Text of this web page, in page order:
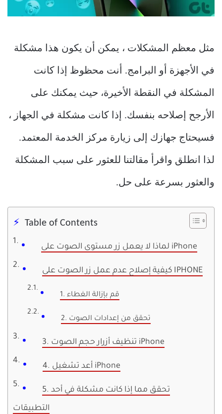
مثل معظم المشكلات ، يمكن أن يكون هذا مشكلة
في الأجهزة أو البرامج. أنت محظوظ إذا كانت
المشكلة في النقطة الأخيرة، حيث يمكنك على
الأرجح إصلاحه بنفسك. إذا كانت مشكلة في الجهاز ،
فسيحتاج جهازك إلى زيارة مركز الخدمة المعتمد.
لذا انطلق واقرأ مقالتنا للعثور على سبب المشكلة
والعثور بسرعة على حل.
Table of Contents
لماذا لا يعمل زر مستوى الصوت على iPhone
كيفية إصلاح عدم عمل زر الصوت على IPHONE
1. قم بإزالة الغطاء
2. تحقق من إعدادات الصوت
3. تنظيف أزرار حجم الصوت iPhone
4. أعد تشغيل iPhone
5. تحقق مما إذا كانت مشكلة في أحد
التطبيقات